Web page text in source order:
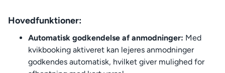
Hovedfunktioner:
Automatisk godkendelse af anmodninger: Med
kvikbooking aktiveret kan lejeres anmodninger
godkendes automatisk, hvilket giver mulighed for